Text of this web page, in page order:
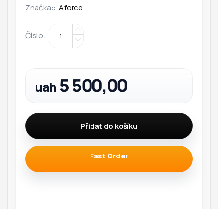
Značka:: Aforce
Číslo:
uah 5 500,00
Přidat do košíku
Fast Order